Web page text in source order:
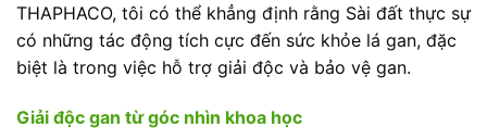
THAPHACO, tôi có thể khẳng định rằng Sài đất thực sự
có những tác động tích cực đến sức khỏe lá gan, đặc
biệt là trong việc hỗ trợ giải độc và bảo vệ gan.
Giải độc gan từ góc nhìn khoa học